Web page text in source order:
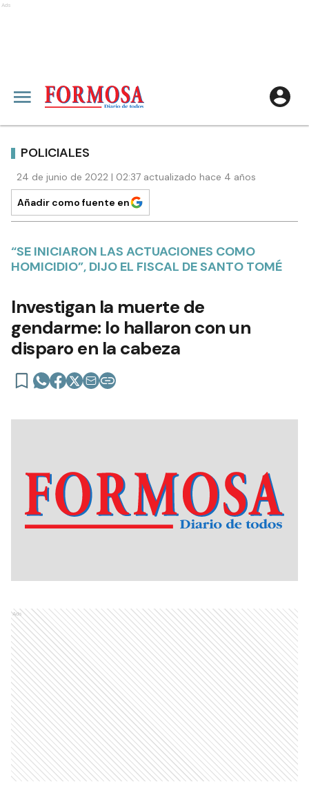
Ads
POLICIALES
24 de junio de 2022 | 02:37 actualizado hace 4 años
Añadir como fuente en
“SE INICIARON LAS ACTUACIONES COMO
HOMICIDIO”, DIJO EL FISCAL DE SANTO TOMÉ
Investigan la muerte de
gendarme: lo hallaron con un
disparo en la cabeza
Ads